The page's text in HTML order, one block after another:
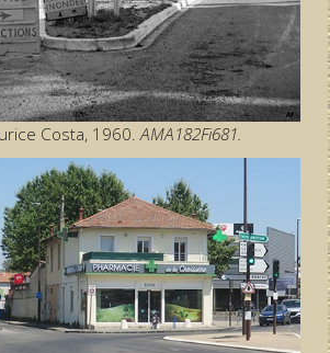
Costa, 1960.AMA182Fi681.